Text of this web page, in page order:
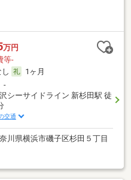
万円
等-
し
1ヶ月
シーサイドライン 新杉田駅 徒
交通
川県横浜市磯子区杉田５丁目